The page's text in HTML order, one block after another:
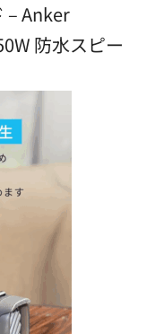
– Anker
防水スピー